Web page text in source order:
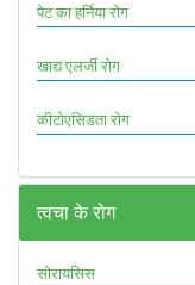
पेट का हर्निया रोग
खाद्य एलर्जी रोग
कीटोएसिडता रोग
त्वचा के रोग
सोरायसिस